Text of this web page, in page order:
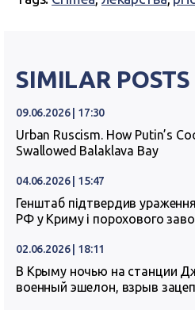
SIMILAR POSTS
09.06.2026 | 17:30
Urban Ruscism. How Putin’s
Swallowed Balaklava Bay
04.06.2026 | 15:47
Генштаб підтвердив
РФ у Криму і порохового
02.06.2026 | 18:11
В Крыму ночью на станции
военный эшелон, взрыв